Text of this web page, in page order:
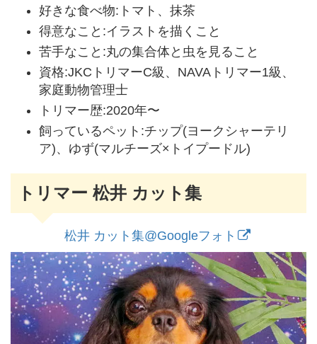
好きな食べ物:トマト、抹茶
得意なこと:イラストを描くこと
苦手なこと:丸の集合体と虫を見ること
資格:JKCトリマーC級、NAVAトリマー1級、
家庭動物管理士
トリマー歴:2020年〜
飼っているペット:チップ(ヨークシャーテリ
ア)、ゆず(マルチーズ×トイプードル)
トリマー 松井 カット集
松井 カット集@Googleフォト